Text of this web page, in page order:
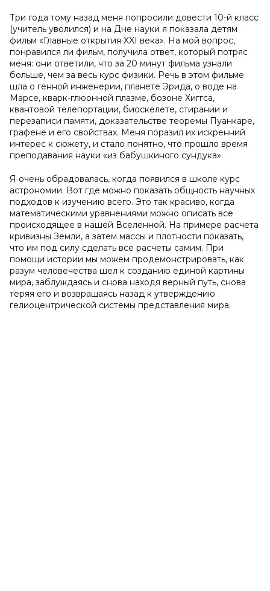
Три года тому назад меня попросили довести 10-й класс
(учитель уволился) и на Дне науки я показала детям
фильм «Главные открытия XXI века». На мой вопрос,
понравился ли фильм, получила ответ, который потряс
меня: они ответили, что за 20 минут фильма узнали
больше, чем за весь курс физики. Речь в этом фильме
шла о генной инженерии, планете Эрида, о воде на
Марсе, кварк-глюонной плазме, бозоне Хиггса,
квантовой телепортации, биоскелете, стирании и
перезаписи памяти, доказательстве теоремы Пуанкаре,
графене и его свойствах. Меня поразил их искренний
интерес к сюжету, и стало понятно, что прошло время
преподавания науки «из бабушкиного сундука».
Я очень обрадовалась, когда появился в школе курс
астрономии. Вот где можно показать общность научных
подходов к изучению всего. Это так красиво, когда
математическими уравнениями можно описать все
происходящее в нашей Вселенной. На примере расчета
кривизны Земли, а затем массы и плотности показать,
что им под силу сделать все расчеты самим. При
помощи истории мы можем продемонстрировать, как
разум человечества шел к созданию единой картины
мира, заблуждаясь и снова находя верный путь, снова
теряя его и возвращаясь назад к утверждению
гелиоцентрической системы представления мира.